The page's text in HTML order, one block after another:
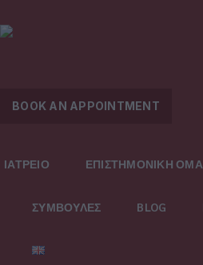
BOOK AN APPOINTMENT
ΙΑΤΡΕΙΟ ΕΠΙΣΤΗΜΟΝΙΚΗ
ΣΥΜΒΟΥΛΕΣ BLOG